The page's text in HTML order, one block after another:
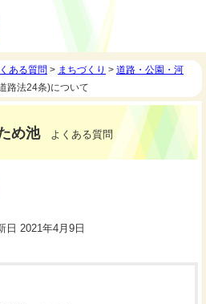
ある質問 > まちづくり > 道路・公園・河
路法24条)について
め池よくある質問
2021年4月9日